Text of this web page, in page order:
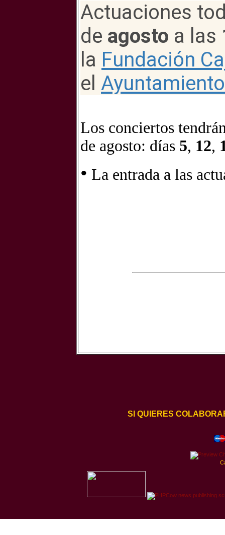
Actuaciones
de agosto a las
la Fundación
el
Los conciertos
de agosto: días 5, 12,
• La entrada a las
SI QUIERES